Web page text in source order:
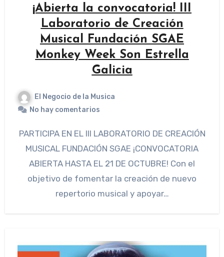
¡Abierta la convocatoria! III
Laboratorio de Creación
Musical Fundación SGAE
Monkey Week Son Estrella
Galicia
El Negocio de la Musica
No hay comentarios
PARTICIPA EN EL III LABORATORIO DE CREACIÓN
MUSICAL FUNDACIÓN SGAE ¡CONVOCATORIA
ABIERTA HASTA EL 21 DE OCTUBRE! Con el
objetivo de fomentar la creación de nuevo
repertorio musical y apoyar…